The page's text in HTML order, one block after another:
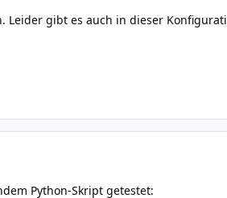
Leider gibt es auch in dieser
Python-Skript getestet: